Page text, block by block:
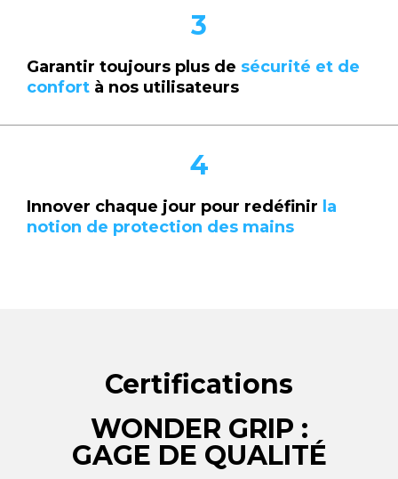
3
Garantir toujours plus de sécurité et de
confort à nos utilisateurs
4
Innover chaque jour pour redéfinir la
notion de protection des mains
Certifications
WONDER GRIP :
GAGE DE QUALITÉ